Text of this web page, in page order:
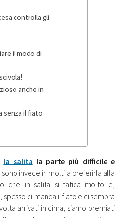
controlla gli
il modo di
anche in
senza il fiato
la salita la parte più difficile e
sono invece in molti a preferirla alla
che in salita si fatica molto e,
ci manca il fiato e ci sembra
arrivati in cima, siamo premiati